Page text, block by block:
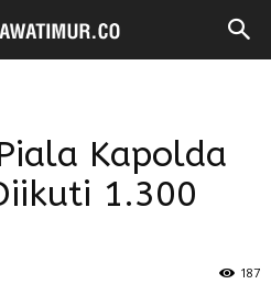
Kapolda
1.300
187